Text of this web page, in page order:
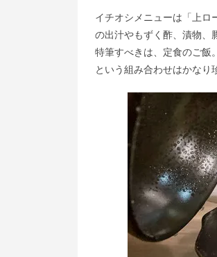
イチオシメニューは「上ロ
の出汁やもずく酢、漬物、
特筆すべきは、定食のご飯
という組み合わせはかなり